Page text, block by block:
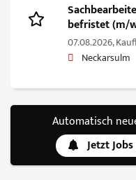
befristet (m/
07.08.2026,
Neckarsulm
Automatisch
Jetzt